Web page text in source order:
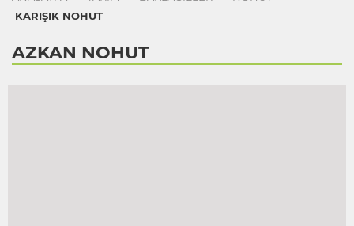
KARIŞIK NOHUT
AZKAN NOHUT